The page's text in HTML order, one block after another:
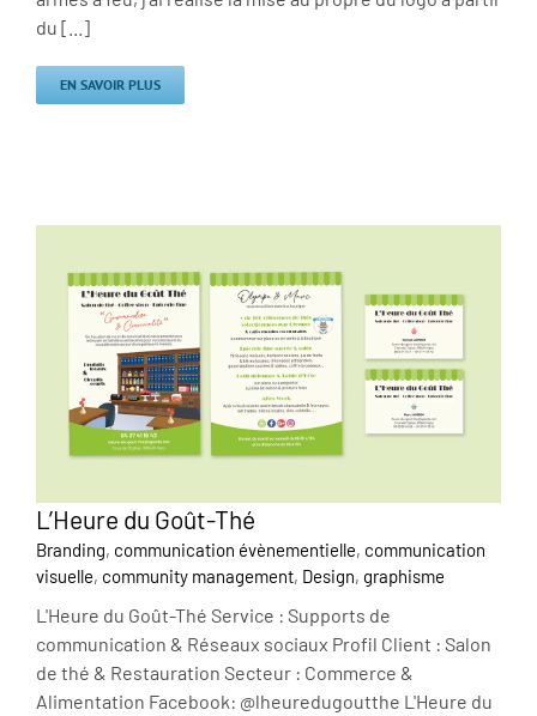
du [...]
EN SAVOIR PLUS
L’Heure du Goût-Thé
Branding, communication évènementielle, communication
visuelle, community management, Design, graphisme
L'Heure du Goût-Thé Service : Supports de
communication & Réseaux sociaux Profil Client : Salon
de thé & Restauration Secteur : Commerce &
Alimentation Facebook: @lheuredugoutthe L'Heure du